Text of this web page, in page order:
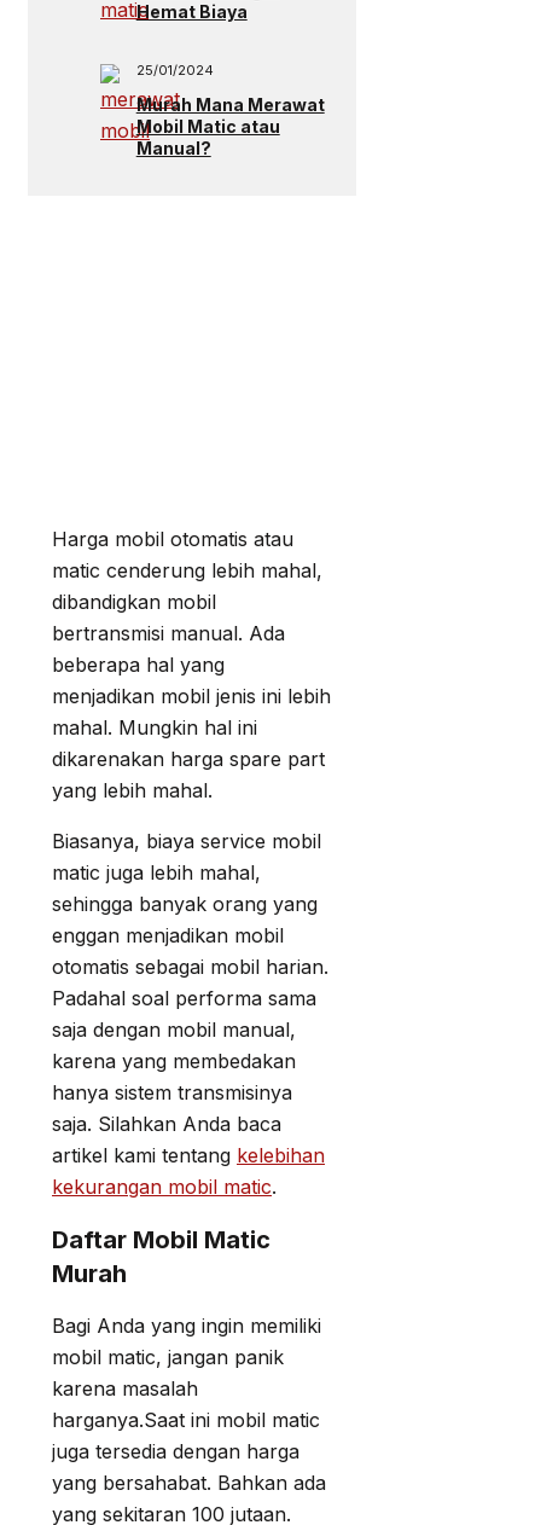
Hemat Biaya
25/01/2024
Murah Mana Merawat
Mobil Matic atau
Manual?
Harga mobil otomatis atau
matic cenderung lebih mahal,
dibandigkan mobil
bertransmisi manual. Ada
beberapa hal yang
menjadikan mobil jenis ini lebih
mahal. Mungkin hal ini
dikarenakan harga spare part
yang lebih mahal.
Biasanya, biaya service mobil
matic juga lebih mahal,
sehingga banyak orang yang
enggan menjadikan mobil
otomatis sebagai mobil harian.
Padahal soal performa sama
saja dengan mobil manual,
karena yang membedakan
hanya sistem transmisinya
saja. Silahkan Anda baca
artikel kami tentang kelebihan
kekurangan mobil matic.
Daftar Mobil Matic
Murah
Bagi Anda yang ingin memiliki
mobil matic, jangan panik
karena masalah
harganya.Saat ini mobil matic
juga tersedia dengan harga
yang bersahabat. Bahkan ada
yang sekitaran 100 jutaan.